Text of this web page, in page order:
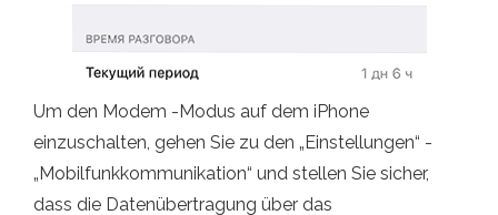
Um den Modem -Modus auf dem iPhone
einzuschalten, gehen Sie zu den „Einstellungen“ -
„Mobilfunkkommunikation“ und stellen Sie sicher,
dass die Datenübertragung über das